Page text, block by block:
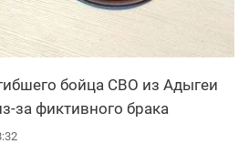
бойца СВО из Адыгеи
за фиктивного брака